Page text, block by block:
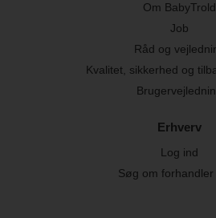
Om BabyTrold
Job
Råd og
Kvalitet, sikkerhed og
Erhverv
Log ind
Søg om forhandler